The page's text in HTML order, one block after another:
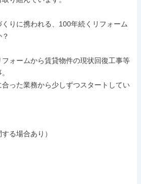
りに携われる、100年続くリフォーム
ォームから賃貸物件の現状回復工事等
った業務から少しずつスタートしてい
る場合あり）